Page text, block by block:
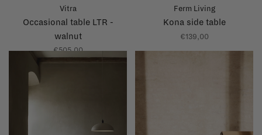
Vitra
Occasional table LTR -
walnut
€505,00
Ferm Living
Kona side table
€139,00